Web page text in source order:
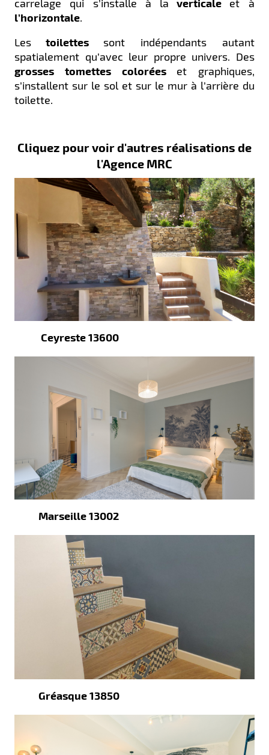
carrelage qui s’installe à la verticale et à
l’horizontale.
Les
toilettes
sont indépendants autant
spatialement qu’avec leur propre univers. Des
grosses tomettes colorées
et graphiques,
s’installent sur le sol et sur le mur à l’arrière du
toilette.
Cliquez pour voir d'autres réalisations de
l'Agence MRC
Ceyreste 13600
Marseille 13002
Gréasque 13850